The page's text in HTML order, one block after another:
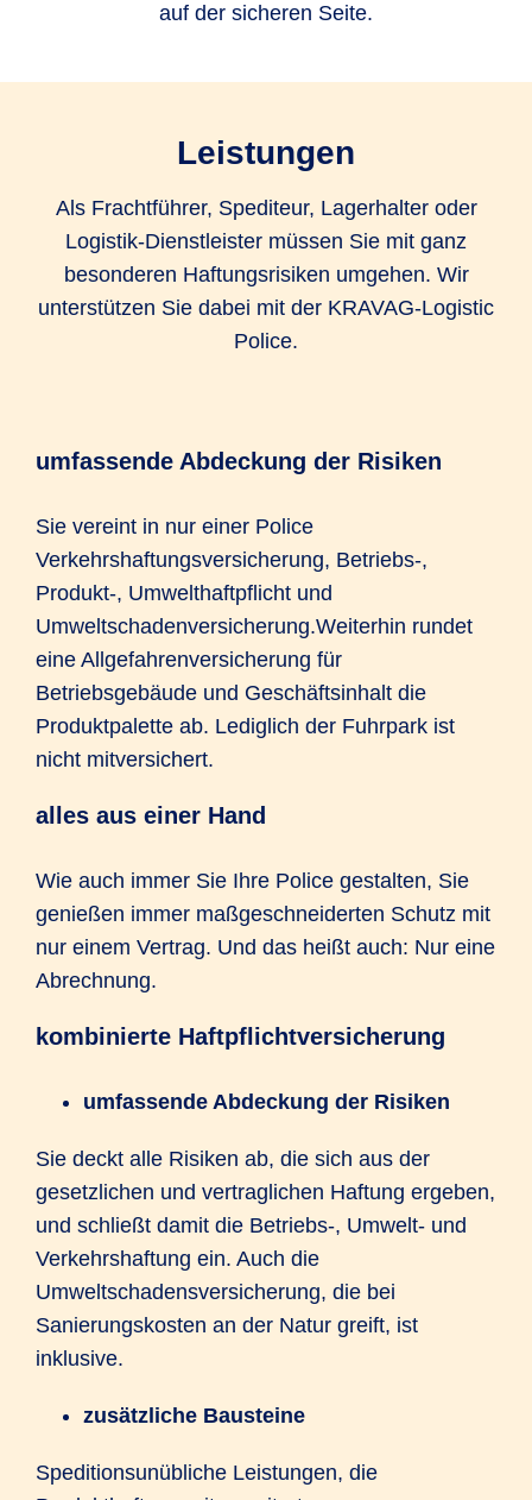
auf der sicheren Seite.
Leistungen
Als Frachtführer, Spediteur, Lagerhalter oder
Logistik-Dienstleister müssen Sie mit ganz
besonderen Haftungsrisiken umgehen. Wir
unterstützen Sie dabei mit der KRAVAG-Logistic
Police.
umfassende Abdeckung der Risiken
Sie vereint in nur einer Police
Verkehrshaftungsversicherung, Betriebs-,
Produkt-, Umwelthaftpflicht und
Umweltschadenversicherung.Weiterhin rundet
eine Allgefahrenversicherung für
Betriebsgebäude und Geschäftsinhalt die
Produktpalette ab. Lediglich der Fuhrpark ist
nicht mitversichert.
alles aus einer Hand
Wie auch immer Sie Ihre Police gestalten, Sie
genießen immer maßgeschneiderten Schutz mit
nur einem Vertrag. Und das heißt auch: Nur eine
Abrechnung.
kombinierte Haftpflichtversicherung
umfassende Abdeckung der Risiken
Sie deckt alle Risiken ab, die sich aus der
gesetzlichen und vertraglichen Haftung ergeben,
und schließt damit die Betriebs-, Umwelt- und
Verkehrshaftung ein. Auch die
Umweltschadensversicherung, die bei
Sanierungskosten an der Natur greift, ist
inklusive.
zusätzliche Bausteine
Speditionsunübliche Leistungen, die